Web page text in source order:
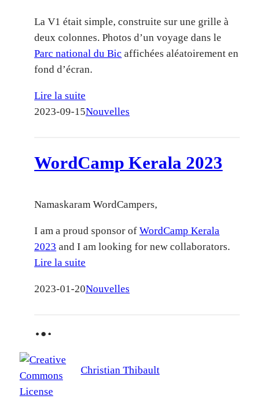
La V1 était simple, construite sur une grille à
deux colonnes. Photos d’un voyage dans le
Parc national du Bic affichées aléatoirement en
fond d’écran.
Lire la suite
2023-09-15Nouvelles
WordCamp Kerala 2023
Namaskaram WordCampers,
I am a proud sponsor of WordCamp Kerala
2023 and I am looking for new collaborators.
Lire la suite
2023-01-20Nouvelles
● ● ●
Christian Thibault